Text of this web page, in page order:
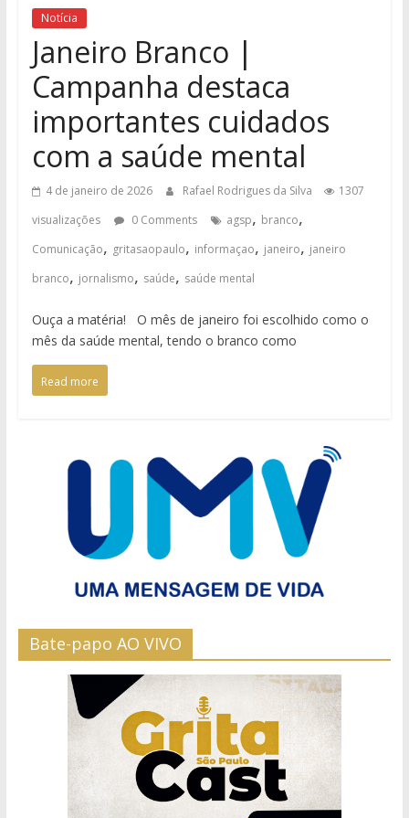
Notícia
Janeiro Branco |
Campanha destaca
importantes cuidados
com a saúde mental
4 de janeiro de 2026 Rafael Rodrigues da Silva
1307
visualizações
0 Comments agsp, branco,
Comunicação, gritasaopaulo, informaçao, janeiro, janeiro
branco, jornalismo, saúde, saúde mental
Ouça a matéria! O mês de janeiro foi escolhido como o
mês da saúde mental, tendo o branco como
Read more
Bate-papo AO VIVO